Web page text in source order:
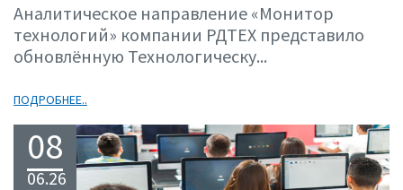
Аналитическое направление «Монитор
технологий» компании РДТЕХ представило
обновлённую Технологическу...
ПОДРОБНЕЕ..
08
06.26